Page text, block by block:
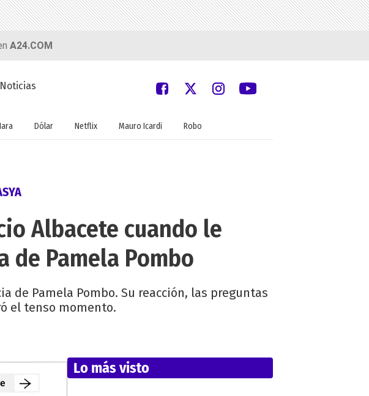
A24.COM
Dólar Netflix Mauro Icardi Robo
Albacete cuando le
Pamela Pombo
de Pamela Pombo. Su reacción, las preguntas
el tenso momento.
Lo más visto